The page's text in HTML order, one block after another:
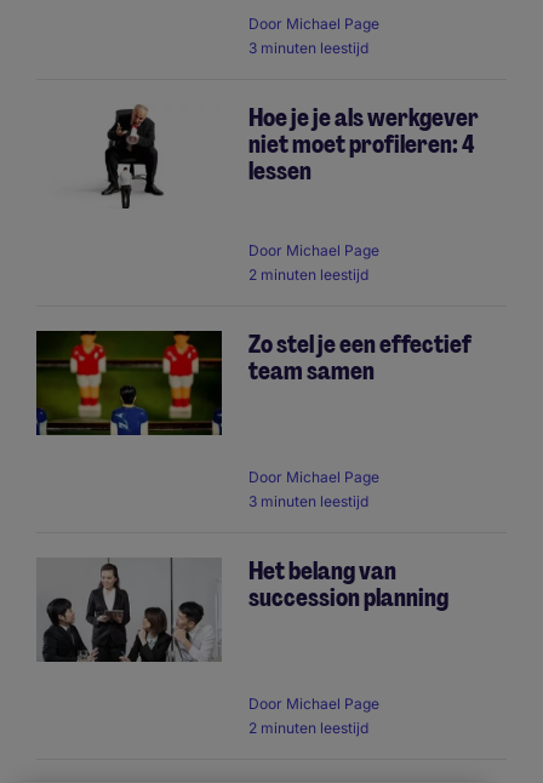
Door Michael Page
3 minuten leestijd
Hoe je je als werkgever
niet moet profileren: 4
lessen
Door Michael Page
2 minuten leestijd
Zo stel je een effectief
team samen
Door Michael Page
3 minuten leestijd
Het belang van
succession planning
Door Michael Page
2 minuten leestijd